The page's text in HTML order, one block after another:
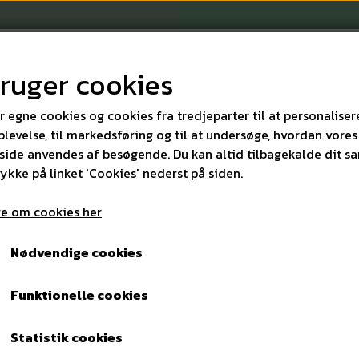
KONTAKT
Autoshampoo med voks 5
Varenummer: 9595
cookies
egne cookies og cookies fra tredjeparter til at
til markedsføring og til at undersøge, hvordan vores
anvendes af besøgende. Du kan altid tilbagekalde dit
på linket 'Cookies' nederst på siden.
om cookies her
Nødvendige cookies
Funktionelle cookies
Statistik cookies